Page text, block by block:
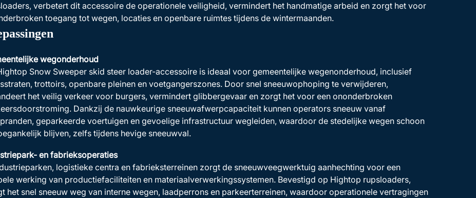
verbetert dit accessoire de operationele veiligheid, vermindert het handmatige arbeid en zorgt het voor
toegang tot wegen, locaties en openbare ruimtes tijdens de wintermaanden.
wegonderhoud
Snow Sweeper skid steer loader-accessoire is ideaal voor gemeentelijke wegenonderhoud, inclusief
trottoirs, openbare pleinen en voetgangerszones. Door snel sneeuwophoping te verwijderen,
het veilig verkeer voor burgers, vermindert glibbergevaar en zorgt het voor een ononderbroken
Dankzij de nauwkeurige sneeuwafwerpcapaciteit kunnen operators sneeuw vanaf
geparkeerde voertuigen en gevoelige infrastructuur wegleiden, waardoor de stedelijke wegen schoon
blijven, zelfs tijdens hevige sneeuwval.
en fabrieksoperaties
logistieke centra en fabrieksterreinen zorgt de sneeuwveegwerktuig aanhechting voor een
werking van productiefaciliteiten en materiaalverwerkingssystemen. Bevestigd op Hightop rupsloaders,
het snel sneeuw weg van interne wegen, laadperrons en parkeerterreinen, waardoor operationele vertragingen